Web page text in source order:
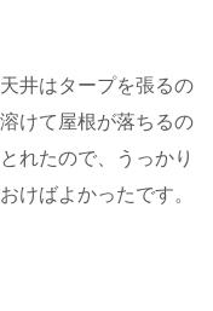
井はタープを張るの
けて屋根が落ちるの
れたので、うっかり
けばよかったです。